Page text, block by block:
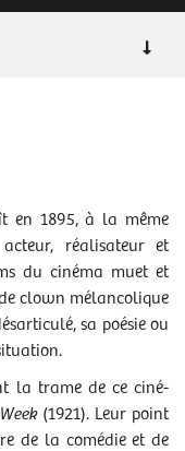
ans
en 1895, à la même
réalisateur et
du cinéma muet et
clown mélancolique
sa poésie ou
la trame de ce ciné-
(1921). Leur point
de la comédie et de